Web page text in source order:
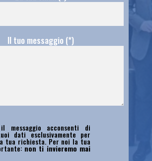
Il tuo messaggio (*)
messaggio acconsenti di
dati esclusivamente per
tua richiesta. Per noi la tua
non ti invieremo mai